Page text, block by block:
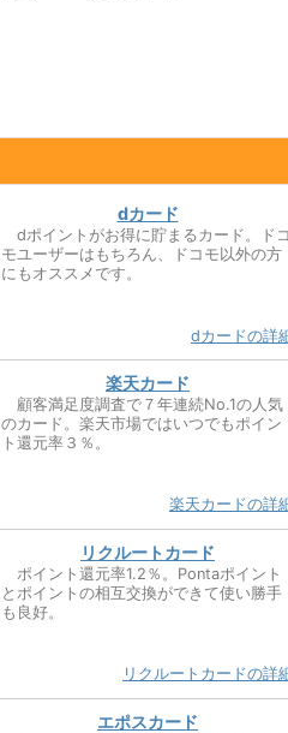
dカード
dポイントがお得に貯まるカード。ド
モユーザーはもちろん、ドコモ以外の方
にもオススメです。
dカードの詳
楽天カード
顧客満足度調査で７年連続No.1の人気
のカード。楽天市場ではいつでもポイン
ト還元率３％。
楽天カードの詳
リクルートカード
ポイント還元率1.2％。Pontaポイント
とポイントの相互交換ができて使い勝手
も良好。
リクルートカードの詳
エポスカード